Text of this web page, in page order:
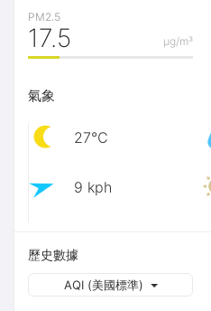
PM2.5
μg/m³
17.5
氣象
27℃
9 kph
歷史數據
AQI (美國標準)